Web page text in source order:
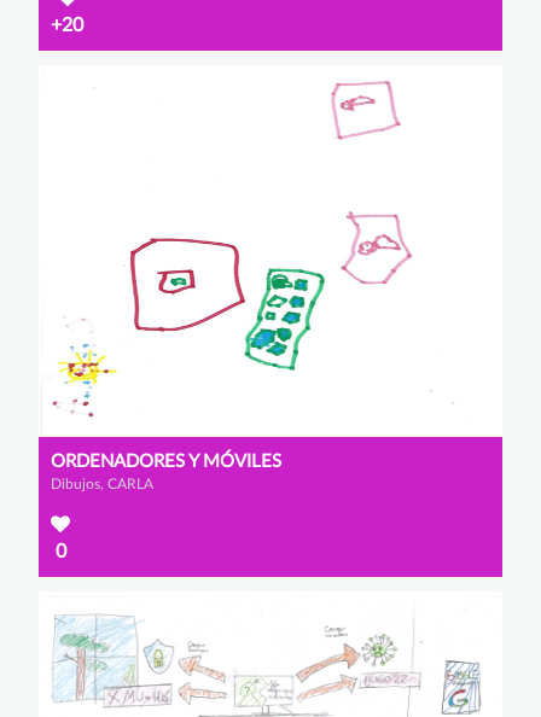
+20
ORDENADORES Y MÓVILES
Dibujos, CARLA
0